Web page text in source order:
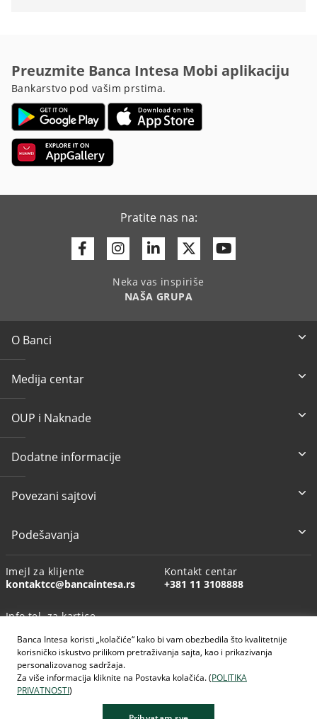
Banca Intesa koristi „kolačiće“ kako bi vam obezbedila što kvalitetnije
korisničko iskustvo prilikom pretraživanja sajta, kao i prikazivanja
personalizovanog sadržaja.
Za više informacija kliknite na Postavka kolačića. (POLITIKA
PRIVATNOSTI)
Preuzmite Banca Intesa Mobi aplikaciju
Bankarstvo pod vašim prstima.
Pratite nas na:
FacebookInstagram
LinkedinTwitter
Neka vas inspiriše
NAŠA GRUPA
O Banci
Medija centar
OUP i Naknade
Dodatne informacije
Povezani sajtovi
Podešavanja
Imejl za klijente
kontaktcc@bancaintesa.rs
Kontakt centar
+381 11 3108888
Info tel. za kartice